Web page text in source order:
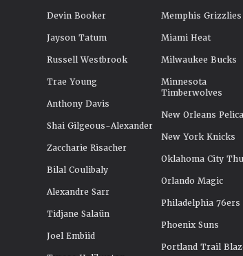
Devin Booker
Jayson Tatum
Russell Westbrook
Trae Young
Anthony Davis
Shai Gilgeous-Alexander
Zaccharie Risacher
Bilal Coulibaly
Alexandre Sarr
Tidjane Salaün
Joel Embiid
Memphis Grizzlies
Miami Heat
Milwaukee Bucks
Minnesota
Timberwolves
New Orleans
New York Knicks
Oklahoma City
Orlando Magic
Philadelphia 76ers
Phoenix Suns
Portland Trail